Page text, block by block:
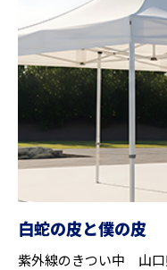
白蛇の皮と僕の皮
紫外線のきつい中 山口